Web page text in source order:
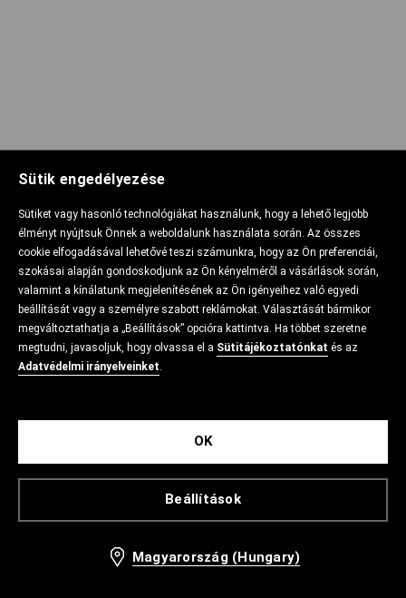
Sütik engedélyezése
Sütiket vagy hasonló technológiákat használunk, hogy a lehető legjobb
élményt nyújtsuk Önnek a weboldalunk használata során. Az összes
cookie elfogadásával lehetővé teszi számunkra, hogy az Ön preferenciái,
szokásai alapján gondoskodjunk az Ön kényelméről a vásárlások során,
valamint a kínálatunk megjelenítésének az Ön igényeihez való egyedi
beállítását vagy a személyre szabott reklámokat. Választását bármikor
megváltoztathatja a „Beállítások” opcióra kattintva. Ha többet szeretne
megtudni, javasoljuk, hogy olvassa el a Sütitájékoztatónkat és az
Adatvédelmi irányelveinket.
Beállítások
OK
Magyarország (Hungary)